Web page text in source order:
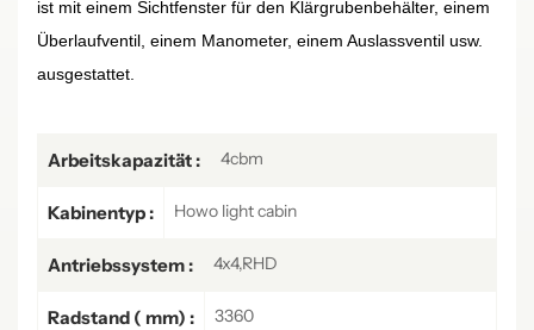
ist mit einem Sichtfenster für den Klärgrubenbehälter, einem
Überlaufventil, einem Manometer, einem Auslassventil usw.
ausgestattet.
Arbeitskapazität : 4cbm
Kabinentyp : Howo light cabin
Antriebssystem : 4x4,RHD
Radstand ( mm) : 3360